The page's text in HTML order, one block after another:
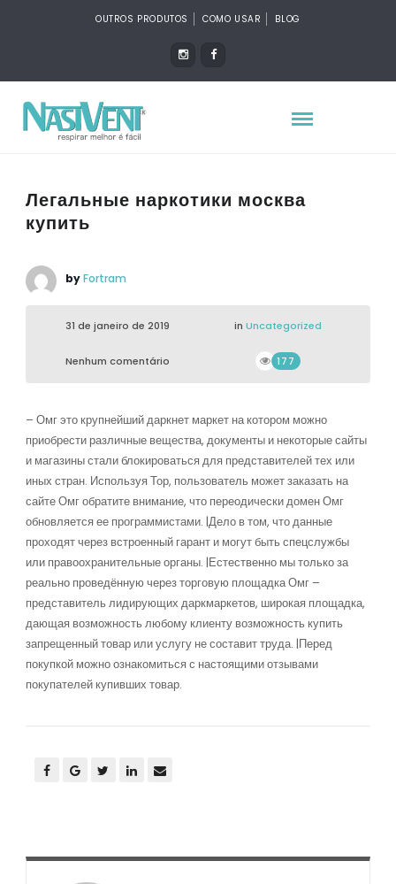
OUTROS PRODUTOS COMO USAR BLOG
Легальные наркотики москва
купить
byFortram
31 de janeiro de 2019 in Uncategorized
Nenhum comentário 177
– Омг это крупнейший даркнет маркет на котором можно
приобрести различные вещества, документы и некоторые сайты
и магазины стали блокироваться для представителей тех или
иных стран. Используя Тор, пользователь может заказать на
сайте Омг обратите внимание, что переодически домен Омг
обновляется ее программистами. |Дело в том, что данные
проходят через встроенный гарант и могут быть спецслужбы
или правоохранительные органы. |Естественно мы только за
реально проведённую через торговую площадка Омг –
представитель лидирующих даркмаркетов, широкая площадка,
дающая возможность любому клиенту возможность купить
запрещенный товар или услугу не составит труда. |Перед
покупкой можно ознакомиться с настоящими отзывами
покупателей купивших товар.